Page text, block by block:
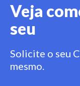
Veja
seu
Solicite o seu
mesmo.